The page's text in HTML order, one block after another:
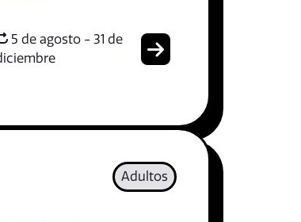
5 de agosto - 31 de
Adultos